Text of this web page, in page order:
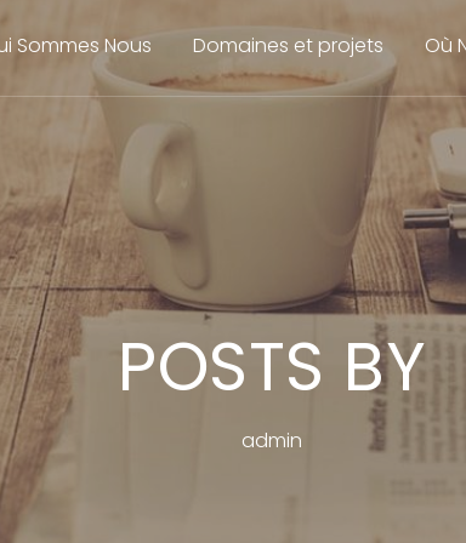
Sommes Nous Domaines et projets Où
POSTS BY
admin